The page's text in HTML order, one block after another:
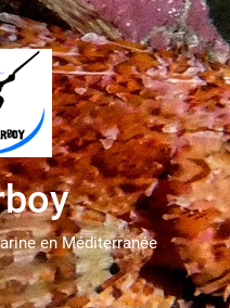
en Méditerranée